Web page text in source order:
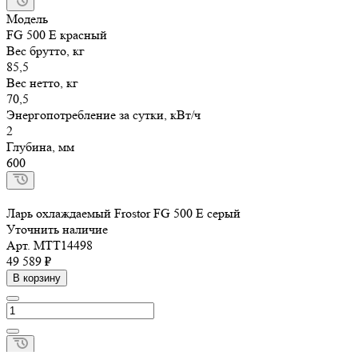
Модель
FG 500 E красный
Вес брутто, кг
85,5
Вес нетто, кг
70,5
Энергопотребление за сутки, кВт/ч
2
Глубина, мм
600
Ларь охлаждаемый Frostor FG 500 E серый
Уточнить наличие
Арт. МТТ14498
49 589 ₽
В корзину